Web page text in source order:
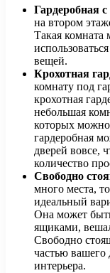
Гардеробная
на втором
Такая комната
вещей.
Крохотная
комнату под
крохотная
небольшая
которых можно
гардеробная
дверей вовсе,
количество
Свободно
много места,
идеальный
Она может
ящиками,
Свободно
частью
интерьера.